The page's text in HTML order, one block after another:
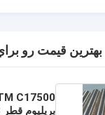
بهترين قيمت رو